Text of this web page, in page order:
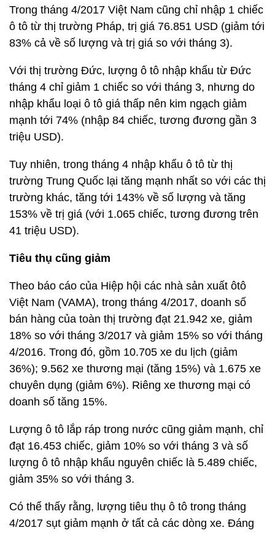
Trong tháng 4/2017 Việt Nam cũng chỉ nhập 1 chiếc
ô tô từ thị trường Pháp, trị giá 76.851 USD (giảm tới
83% cả về số lượng và trị giá so với tháng 3).
Với thị trường Đức, lượng ô tô nhập khẩu từ Đức
tháng 4 chỉ giảm 1 chiếc so với tháng 3, nhưng do
nhập khẩu loại ô tô giá thấp nên kim ngạch giảm
mạnh tới 74% (nhập 84 chiếc, tương đương gần 3
triệu USD).
Tuy nhiên, trong tháng 4 nhập khẩu ô tô từ thị
trường Trung Quốc lại tăng mạnh nhất so với các thị
trường khác, tăng tới 143% về số lượng và tăng
153% về trị giá (với 1.065 chiếc, tương đương trên
41 triệu USD).
Tiêu thụ cũng giảm
Theo báo cáo của Hiệp hội các nhà sản xuất ôtô
Việt Nam (VAMA), trong tháng 4/2017, doanh số
bán hàng của toàn thị trường đạt 21.942 xe, giảm
18% so với tháng 3/2017 và giảm 15% so với tháng
4/2016. Trong đó, gồm 10.705 xe du lịch (giảm
36%); 9.562 xe thương mại (tăng 15%) và 1.675 xe
chuyên dụng (giảm 6%). Riêng xe thương mại có
doanh số tăng 15%.
Lượng ô tô lắp ráp trong nước cũng giảm mạnh, chỉ
đạt 16.453 chiếc, giảm 10% so với tháng 3 và số
lượng ô tô nhập khẩu nguyên chiếc là 5.489 chiếc,
giảm 35% so với tháng 3.
Có thể thấy rằng, lượng tiêu thụ ô tô trong tháng
4/2017 sụt giảm mạnh ở tất cả các dòng xe. Đáng